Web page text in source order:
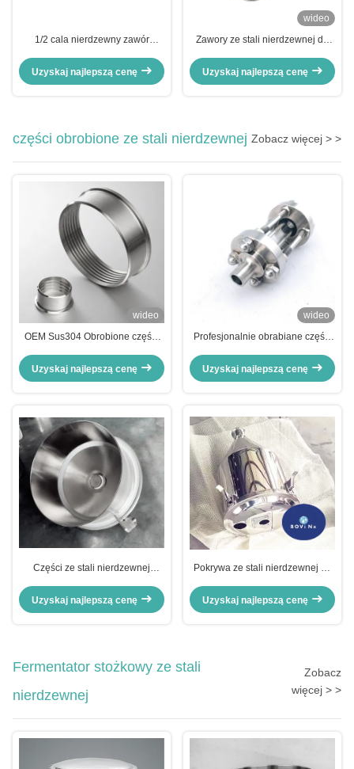
1/2 cala nierdzewny zawór
ręczny, OEM, konfigurowalny do
zastosowań ogólnych
Uzyskaj najlepszą cenę
wideo
Zawory ze stali nierdzewnej do
wysokociśnieniowych Dostępne
rozmiary DN15 do DN100
Uzyskaj najlepszą cenę
części obrobione ze stali nierdzewnej Zobacz więcej > >
wideo
OEM Sus304 Obrobione części
Konfigurowalny
Uzyskaj najlepszą cenę
wideo
Profesjonalnie obrabiane części
Niestandardowe części
Uzyskaj najlepszą cenę
Części ze stali nierdzewnej
System ze stali nierdzewnej
Uzyskaj najlepszą cenę
Pokrywa ze stali nierdzewnej do
półautomatycznych maszyn
Uzyskaj najlepszą cenę
Fermentator stożkowy ze stali
nierdzewnej
Zobacz
więcej > >